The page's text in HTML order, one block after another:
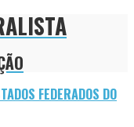
FEDERADOS DO